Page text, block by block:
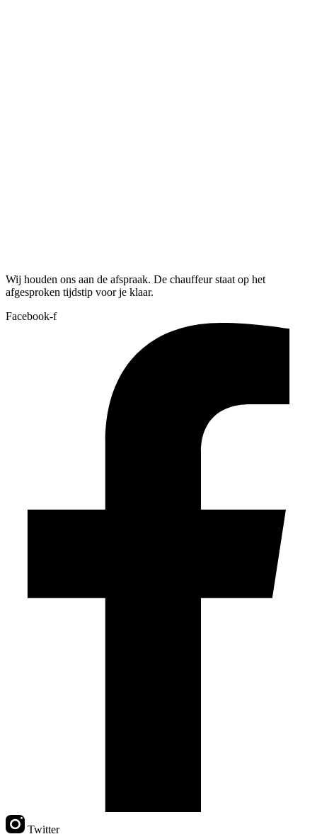
Wij houden ons aan de afspraak. De chauffeur staat op het
afgesproken tijdstip voor je klaar.
Facebook-f
Twitter